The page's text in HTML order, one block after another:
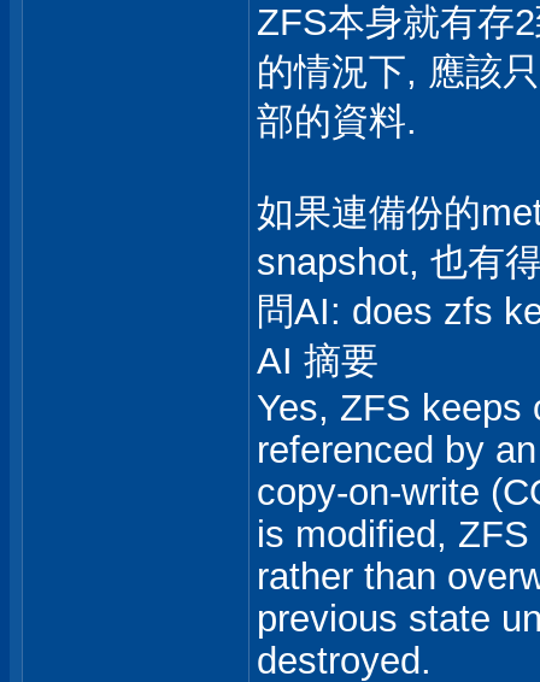
ZFS本身就有存
的情況下, 應該
部的資料.
如果連備份的
snapshot, 也有
問AI: does zfs
AI 摘要
Yes, ZFS keeps
referenced by
copy-on-write
is modified,
rather than
previous state
destroyed.